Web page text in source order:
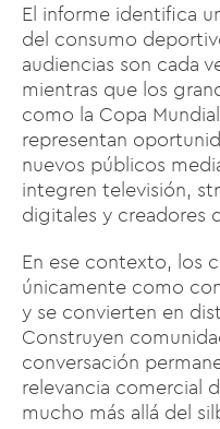
El informe identifica
del consumo
audiencias son cada
mientras que los
como la Copa
representan
nuevos públicos
integren televisión,
digitales y creadores
En ese contexto, los
únicamente como
y se convierten en
Construyen
conversación
relevancia comercial
mucho más allá del